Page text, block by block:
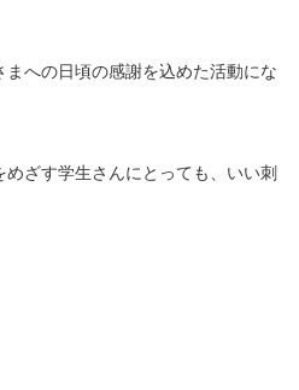
への日頃の感謝を込めた活動にな
ざす学生さんにとっても、いい刺